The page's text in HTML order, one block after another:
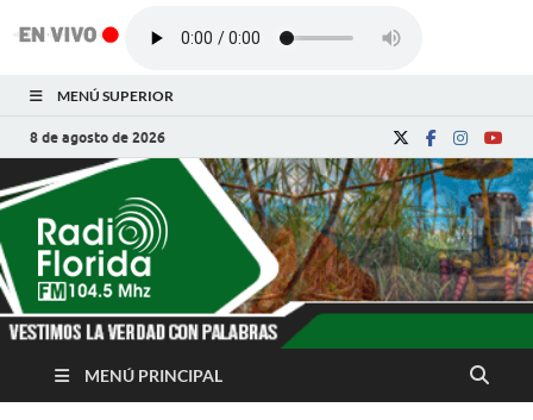
MENÚ SUPERIOR
8 de agosto de 2026
Radio Florida de
Cuba
Noticias y Actualidades de Florida, Camagüey,
MENÚ PRINCIPAL